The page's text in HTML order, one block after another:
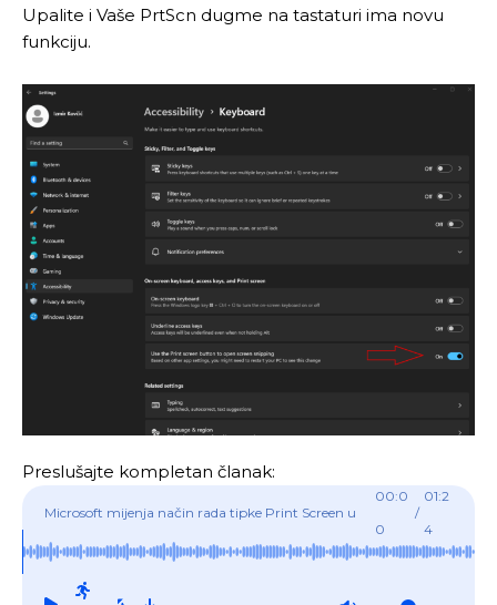
Upalite i Vaše PrtScn dugme na tastaturi ima novu
funkciju.
Preslušajte kompletan članak:
Microsoft mijenja način rada tipke Print Screen u
Windows 11
00:0
0
/
01:2
4